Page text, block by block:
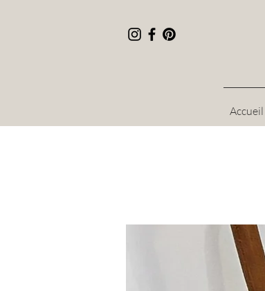
Accueil